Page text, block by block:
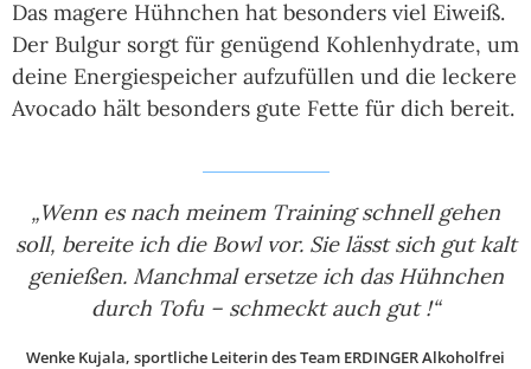
Das magere Hühnchen hat besonders viel Eiweiß.
Der Bulgur sorgt für genügend Kohlenhydrate, um
deine Energiespeicher aufzufüllen und die leckere
Avocado hält besonders gute Fette für dich bereit.
„Wenn es nach meinem Training schnell gehen
soll, bereite ich die Bowl vor. Sie lässt sich gut kalt
genießen. Manchmal ersetze ich das Hühnchen
durch Tofu – schmeckt auch gut !“
Wenke Kujala, sportliche Leiterin des Team ERDINGER Alkoholfrei